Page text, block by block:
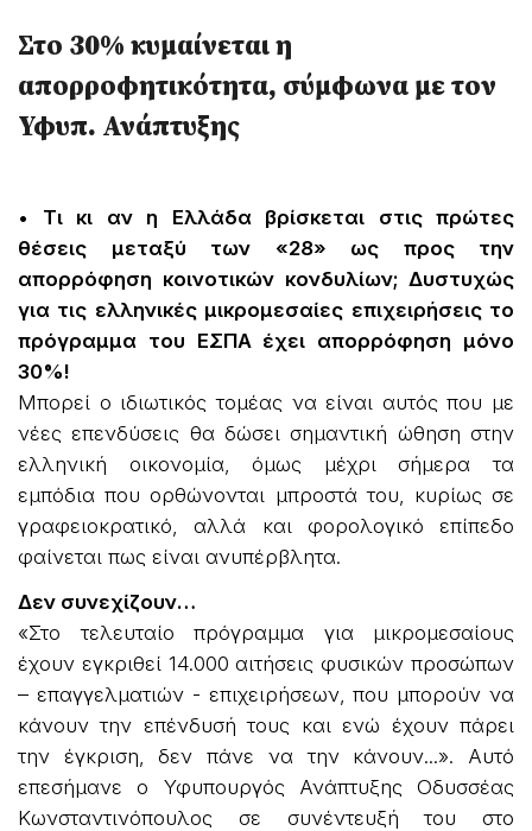
Στο 30% κυμαίνεται η
απορροφητικότητα, σύμφωνα με τον
Υφυπ. Ανάπτυξης
• Τι κι αν η Ελλάδα βρίσκεται στις πρώτες
θέσεις μεταξύ των «28» ως προς την
απορρόφηση κοινοτικών κονδυλίων; Δυστυχώς
για τις ελληνικές μικρομεσαίες επιχειρήσεις το
πρόγραμμα του ΕΣΠΑ έχει απορρόφηση μόνο
30%!
Μπορεί ο ιδιωτικός τομέας να είναι αυτός που με
νέες επενδύσεις θα δώσει σημαντική ώθηση στην
ελληνική οικονομία, όμως μέχρι σήμερα τα
εμπόδια που ορθώνονται μπροστά του, κυρίως σε
γραφειοκρατικό, αλλά και φορολογικό επίπεδο
φαίνεται πως είναι ανυπέρβλητα.
Δεν συνεχίζουν…
«Στο τελευταίο πρόγραμμα για μικρομεσαίους
έχουν εγκριθεί 14.000 αιτήσεις φυσικών προσώπων
– επαγγελματιών - επιχειρήσεων, που μπορούν να
κάνουν την επένδυσή τους και ενώ έχουν πάρει
την έγκριση, δεν πάνε να την κάνουν...». Αυτό
επεσήμανε ο Υφυπουργός Ανάπτυξης Οδυσσέας
Κωνσταντινόπουλος σε συνέντευξή του στο